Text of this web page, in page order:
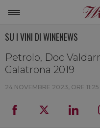
LA
SU I VINI DI WINENEWS
Petrolo, Doc
Galatrona 2019
24 NOVEMBRE 2023, ORE 11:25